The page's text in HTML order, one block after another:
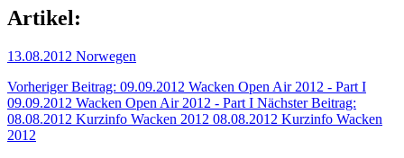
Artikel:
13.08.2012 Norwegen
Vorheriger Beitrag: 09.09.2012 Wacken Open Air 2012 - Part I
09.09.2012 Wacken Open Air 2012 - Part I Nächster Beitrag:
08.08.2012 Kurzinfo Wacken 2012 08.08.2012 Kurzinfo Wacken
2012